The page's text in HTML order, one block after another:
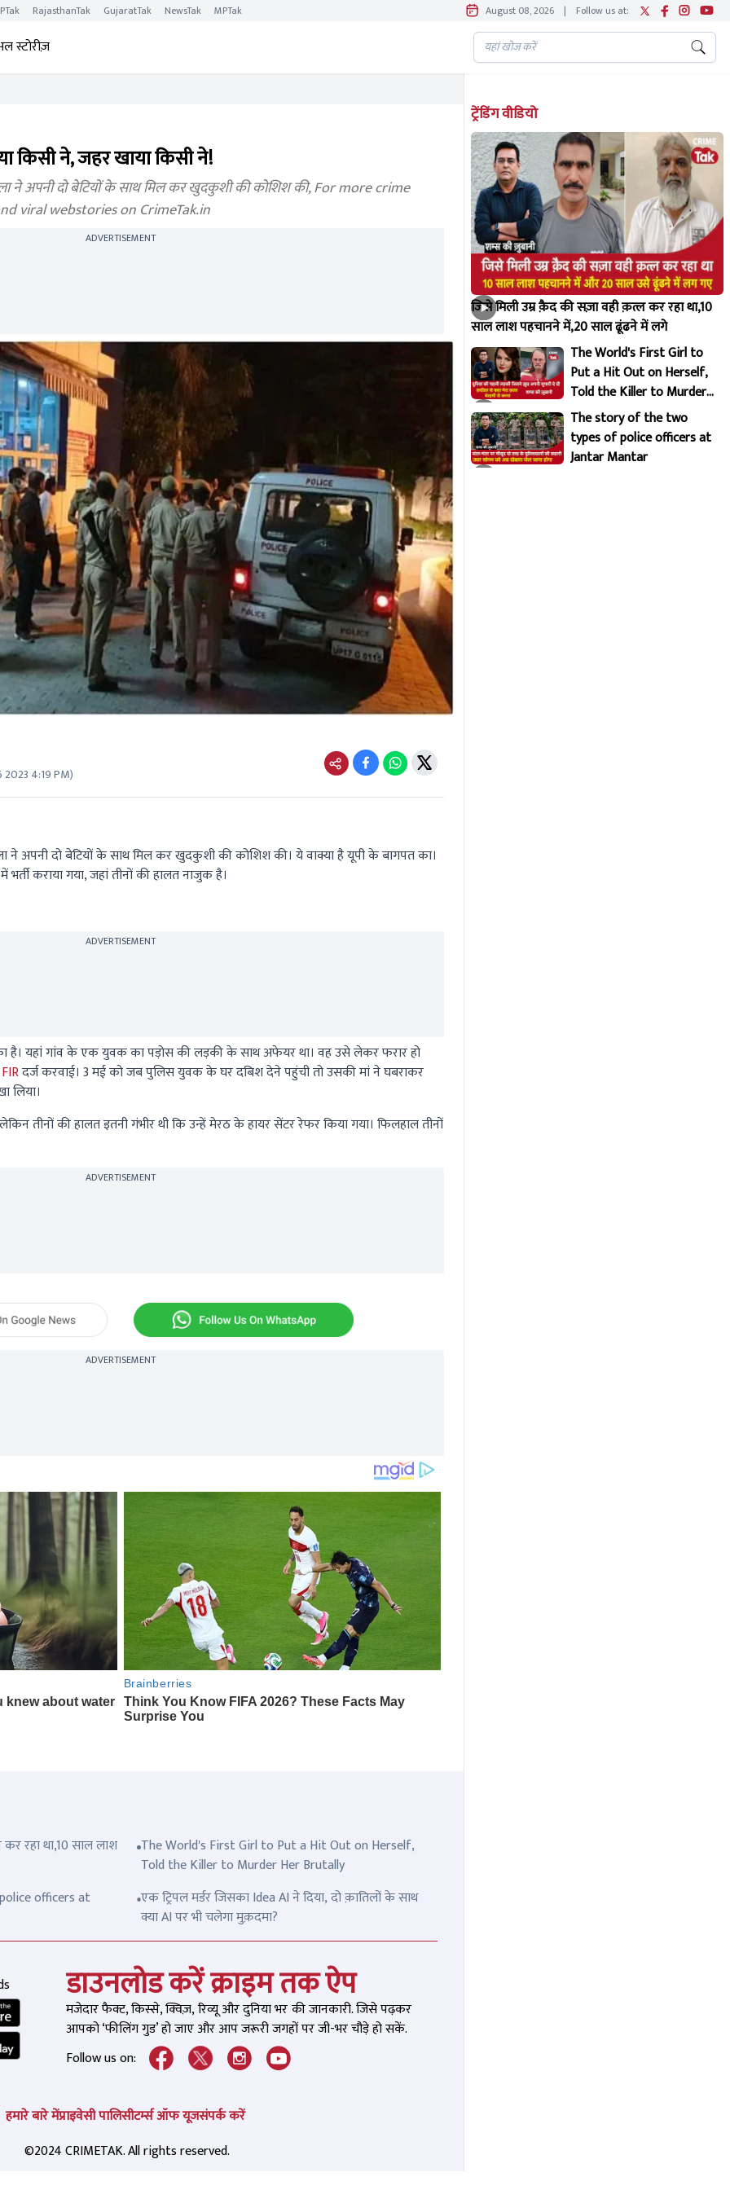
RajasthanTak GujaratTak NewsTak MPTak August 08, 2026 | Follow us at:
स्टोरीज़
किसी ने, जहर खाया किसी ने!
ने अपनी दो बेटियों के साथ मिल कर खुदकुशी की कोशिश की, For more crime
viral webstories on CrimeTak.in
ADVERTISEMENT
2023 4:19 PM)
अपनी दो बेटियों के साथ मिल कर खुदकुशी की कोशिश की। ये वाक्या है यूपी के बागपत का।
कराया गया, जहां तीनों की हालत नाजुक है।
ADVERTISEMENT
का है। यहां गांव के एक युवक का पड़ोस की लड़की के साथ अफेयर था। वह उसे लेकर फरार हो
FIRदर्ज करवाई। 3 मई को जब पुलिस युवक के घर दबिश देने पहुंची तो उसकी मां ने घबराकर
लिया।
तीनों की हालत इतनी गंभीर थी कि उन्हें मेरठ के हायर सेंटर रेफर किया गया। फिलहाल तीनों
ADVERTISEMENT
ADVERTISEMENT
रहा था,10 साल लाश
The World's First Girl to Put a Hit Out on Herself,
Told the Killer to Murder Her Brutally
officers at
एक ट्रिपल मर्डर जिसका Idea AI ने दिया, दो क़ातिलों के साथ
क्या AI पर भी चलेगा मुक़दमा?
डाउनलोड करें क्राइम तक ऐप
मजेदार फैक्ट, किस्से, क्विज़, रिव्यू और दुनिया भर की जानकारी. जिसे पढ़कर
आपको ‘फीलिंग गुड’ हो जाए और आप जरूरी जगहों पर जी-भर चौड़े हो सकें.
Follow us on:
हमारे बारे मेंप्राइवेसी पालिसीटर्म्स ऑफ यूजसंपर्क करें
©2024 CRIMETAK. All rights reserved.
ट्रेंडिंग वीडियो
जिसे मिली उम्र क़ैद की सज़ा वही क़त्ल कर रहा था,10
साल लाश पहचानने में,20 साल ढूंढने में लगे
The World's First Girl to
Put a Hit Out on Herself,
Told the Killer to Murder
Her Brutally
The story of the two
types of police officers at
Jantar Mantar